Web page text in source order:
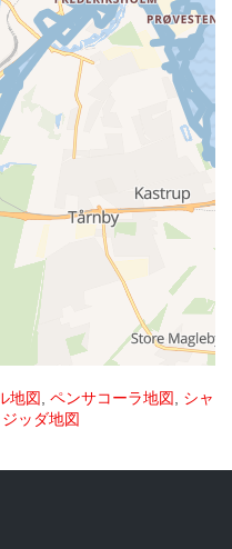
地図, ペンサコーラ地図, シャ
ジッダ地図